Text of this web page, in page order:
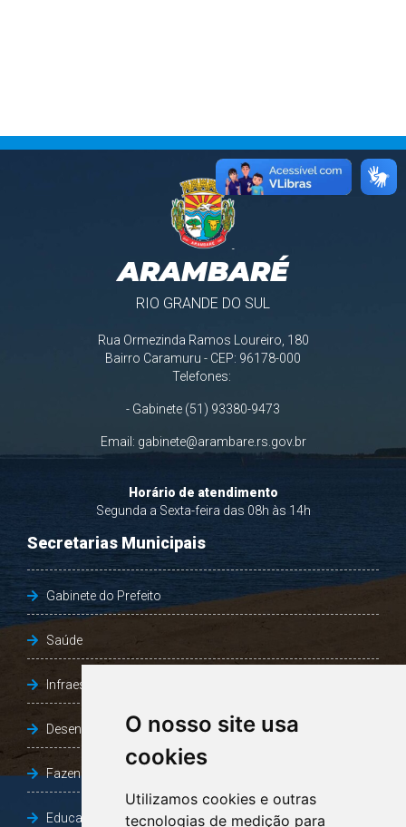
O nosso site usa
cookies
Utilizamos cookies e outras
tecnologias de medição para
ARAMBARÉ
RIO GRANDE DO SUL
Rua Ormezinda Ramos Loureiro, 180
Bairro Caramuru - CEP: 96178-000
Telefones:
- Gabinete (51) 93380-9473
Email: gabinete@arambare.rs.gov.br
Horário de atendimento
Segunda a Sexta-feira das 08h às 14h
Secretarias Municipais
Gabinete do Prefeito
Saúde
Infraestrutura, Agricultura e Meio Ambiente
Desenvolvimento Social
Fazenda e Desenvolvimento Econômico
Educação